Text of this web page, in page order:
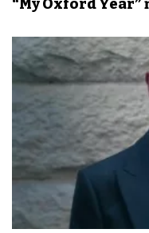
“My Oxford